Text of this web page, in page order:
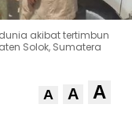
akibat tertimbun
Solok, Sumatera
A A A